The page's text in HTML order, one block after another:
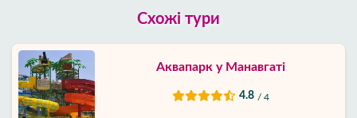
Схожі тури
Аквапарк у Манавгаті
4.8 / 4